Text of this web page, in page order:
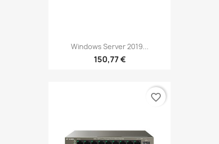
Windows Server 2019...
150,77 €
favorite_border